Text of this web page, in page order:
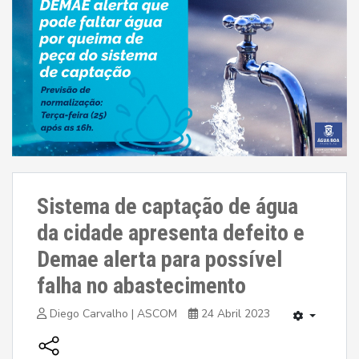
Sistema de captação de água
da cidade apresenta defeito e
Demae alerta para possível
falha no abastecimento
Diego Carvalho | ASCOM 24 Abril 2023